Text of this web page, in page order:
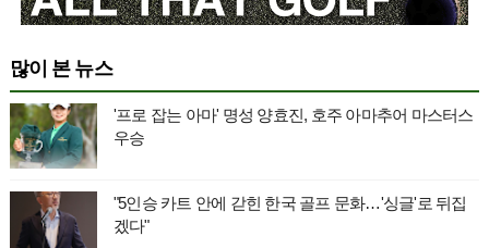
많이 본 뉴스
'프로 잡는 아마' 명성 양효진, 호주 아마추어 마스터스
우승
"5인승 카트 안에 갇힌 한국 골프 문화…'싱글'로 뒤집
겠다"